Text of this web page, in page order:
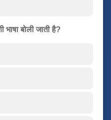
बोली जाती है?